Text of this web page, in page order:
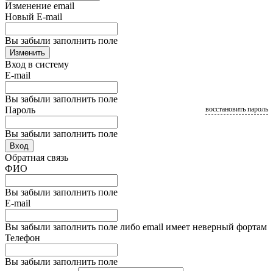
Изменение email
Новый E-mail
Вы забыли заполнить поле
Изменить
Вход в систему
E-mail
Вы забыли заполнить поле
Пароль
Вы забыли заполнить поле
восстановить пароль
Вход
Обратная связь
ФИО
Вы забыли заполнить поле
E-mail
Вы забыли заполнить поле либо email имеет неверный фортам
Телефон
Вы забыли заполнить поле